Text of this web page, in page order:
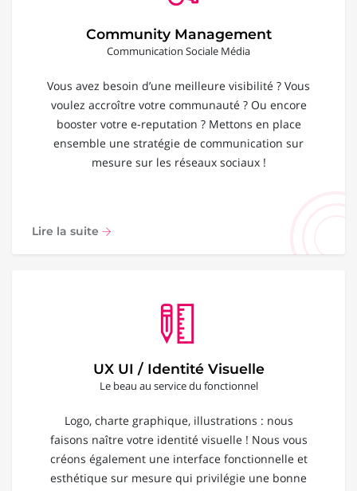
Community Management
Communication Sociale Média
Vous avez besoin d’une meilleure visibilité ? Vous
voulez accroître votre communauté ? Ou encore
booster votre e-reputation ? Mettons en place
ensemble une stratégie de communication sur
mesure sur les réseaux sociaux !
Lire la suite
UX UI / Identité Visuelle
Le beau au service du fonctionnel
Logo, charte graphique, illustrations : nous
faisons naître votre identité visuelle ! Nous vous
créons également une interface fonctionnelle et
esthétique sur mesure qui privilégie une bonne